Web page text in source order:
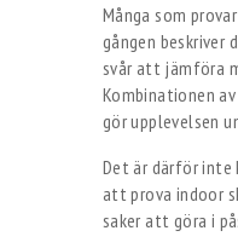
Många som
gången beskriver
svår att jämföra
Kombinationen
gör upplevelsen
Det är därför
att prova indoor
saker att göra i